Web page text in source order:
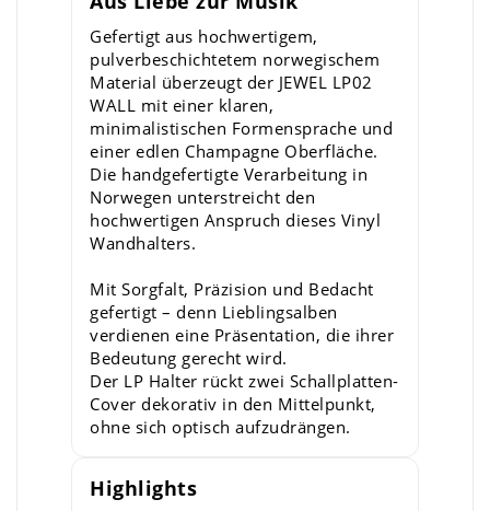
Gefertigt aus hochwertigem,
pulverbeschichtetem norwegischem
Material überzeugt der JEWEL LP02
WALL mit einer klaren,
minimalistischen Formensprache und
einer edlen Champagne Oberfläche.
Die handgefertigte Verarbeitung in
Norwegen unterstreicht den
hochwertigen Anspruch dieses Vinyl
Wandhalters.
Mit Sorgfalt, Präzision und Bedacht
gefertigt – denn Lieblingsalben
verdienen eine Präsentation, die ihrer
Bedeutung gerecht wird.
Der LP Halter rückt zwei Schallplatten-
Cover dekorativ in den Mittelpunkt,
ohne sich optisch aufzudrängen.
Highlights